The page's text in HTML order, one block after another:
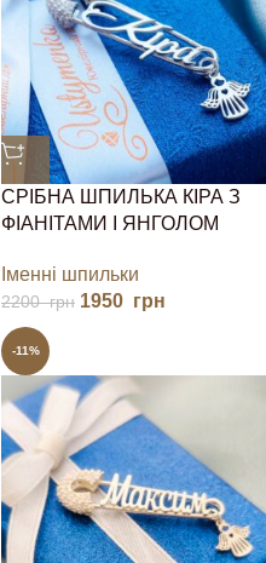
СРІБНА ШПИЛЬКА КІРА З
ФІАНІТАМИ І ЯНГОЛОМ
Іменні шпильки
2200грн 1950 грн
-11%